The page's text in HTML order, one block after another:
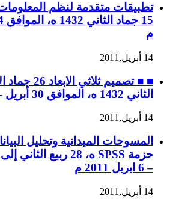
م
14 أبريل,2011
الثاني 1432 ه، الموافق 30 أبريل – 4 مايو 2011 م
14 أبريل,2011
المسوحات الميدانية وتحليل
– 6 ابريل 2011 م
14 أبريل,2011